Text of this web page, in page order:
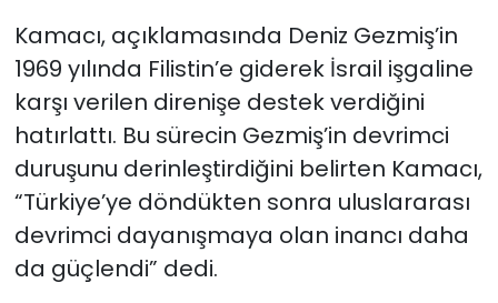
Kamacı, açıklamasında Deniz Gezmiş’in
1969 yılında Filistin’e giderek İsrail işgaline
karşı verilen direnişe destek verdiğini
hatırlattı. Bu sürecin Gezmiş’in devrimci
duruşunu derinleştirdiğini belirten Kamacı,
“Türkiye’ye döndükten sonra uluslararası
devrimci dayanışmaya olan inancı daha
da güçlendi” dedi.